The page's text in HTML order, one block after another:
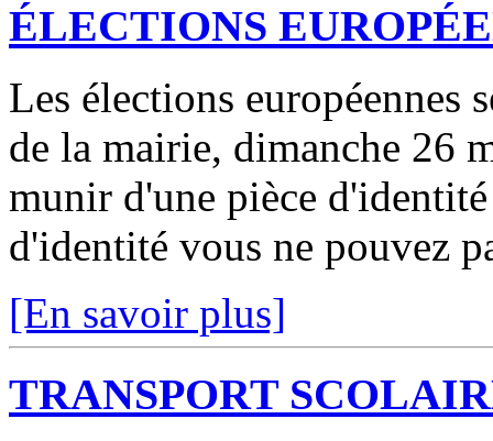
ÉLECTIONS
Les élections européennes
de la mairie, dimanche 26
munir d'une pièce
d'identité vous ne pouvez
[En savoir plus]
TRANSPORT